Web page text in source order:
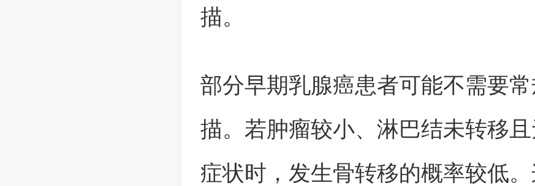
描。
部分早期乳腺癌患者可能不需要
描。若肿瘤较小、淋巴结未转移
症状时，发生骨转移的概率较低